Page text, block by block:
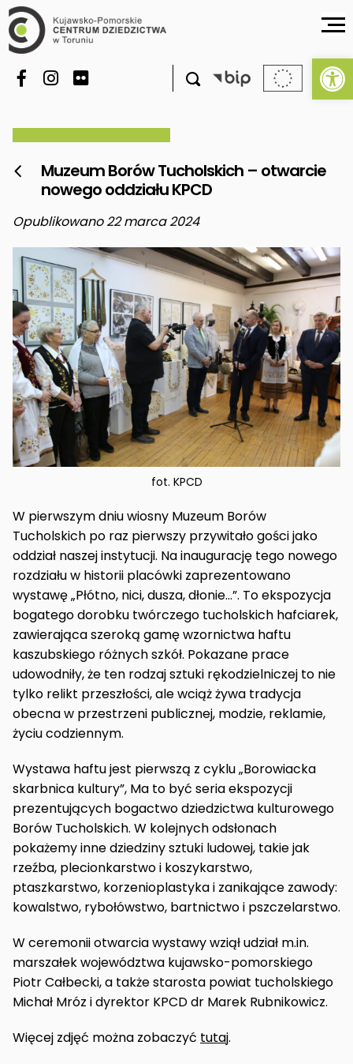


Muzeum Borów Tucholskich – otwarcie
nowego oddziału KPCD
Opublikowano 22 marca 2024
fot. KPCD
W pierwszym dniu wiosny Muzeum Borów
Tucholskich po raz pierwszy przywitało gości jako
oddział naszej instytucji. Na inaugurację tego nowego
rozdziału w historii placówki zaprezentowano
wystawę „Płótno, nici, dusza, dłonie…”. To ekspozycja
bogatego dorobku twórczego tucholskich hafciarek,
zawierająca szeroką gamę wzornictwa haftu
kaszubskiego różnych szkół. Pokazane prace
udowodniły, że ten rodzaj sztuki rękodzielniczej to nie
tylko relikt przeszłości, ale wciąż żywa tradycja
obecna w przestrzeni publicznej, modzie, reklamie,
życiu codziennym.
Wystawa haftu jest pierwszą z cyklu „Borowiacka
skarbnica kultury”, Ma to być seria ekspozycji
prezentujących bogactwo dziedzictwa kulturowego
Borów Tucholskich. W kolejnych odsłonach
pokażemy inne dziedziny sztuki ludowej, takie jak
rzeźba, plecionkarstwo i koszykarstwo,
ptaszkarstwo, korzenioplastyka i zanikające zawody:
kowalstwo, rybołówstwo, bartnictwo i pszczelarstwo.
W ceremonii otwarcia wystawy wziął udział m.in.
marszałek województwa kujawsko-pomorskiego
Piotr Całbecki, a także starosta powiat tucholskiego
Michał Mróz i dyrektor KPCD dr Marek Rubnikowicz.
Więcej zdjęć można zobaczyć tutaj.